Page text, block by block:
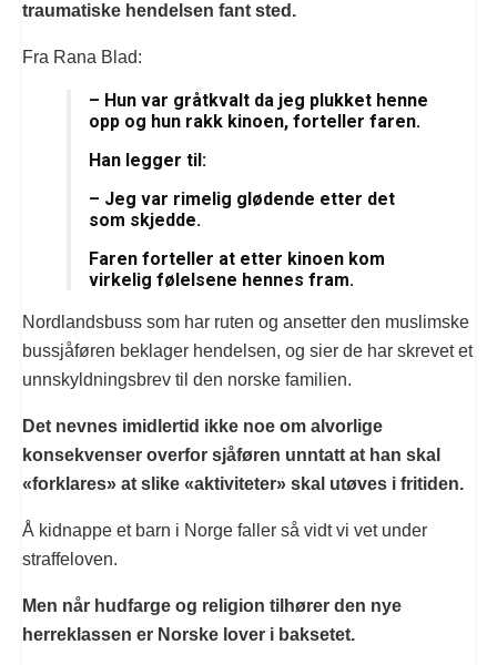
traumatiske hendelsen fant sted.
Fra Rana Blad:
– Hun var gråtkvalt da jeg plukket henne
opp og hun rakk kinoen, forteller faren.
Han legger til:
– Jeg var rimelig glødende etter det
som skjedde.
Faren forteller at etter kinoen kom
virkelig følelsene hennes fram.
Nordlandsbuss som har ruten og ansetter den muslimske
bussjåføren beklager hendelsen, og sier de har skrevet et
unnskyldningsbrev til den norske familien.
Det nevnes imidlertid ikke noe om alvorlige
konsekvenser overfor sjåføren unntatt at han skal
«forklares» at slike «aktiviteter» skal utøves i fritiden.
Å kidnappe et barn i Norge faller så vidt vi vet under
straffeloven.
Men når hudfarge og religion tilhører den nye
herreklassen er Norske lover i baksetet.